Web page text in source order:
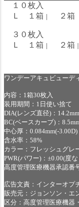
１０枚入
Ｌ １箱
２箱
３０枚入
Ｌ １箱
２箱
ワンデーアキュビューデ
内容：1箱30枚入
装用期間：1日使い捨て
DIA(レンズ直径)：14.2mm
BC(ベースカーブ)：
中心厚：0.084mm(-3.00D)
含水率：58%
カラー：フレッシュグレ
PWR(パワー)：±0.00(度
高度管理医療機器承認番
広告文責：インターオプ
販売元：ジョンソン・エ
区分：高度管理医療機器